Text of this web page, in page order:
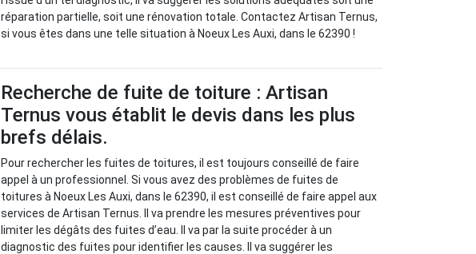
réparation partielle, soit une rénovation totale. Contactez Artisan Ternus,
si vous êtes dans une telle situation à Noeux Les Auxi, dans le 62390 !
Recherche de fuite de toiture : Artisan
Ternus vous établit le devis dans les plus
brefs délais.
Pour rechercher les fuites de toitures, il est toujours conseillé de faire
appel à un professionnel. Si vous avez des problèmes de fuites de
toitures à Noeux Les Auxi, dans le 62390, il est conseillé de faire appel aux
services de Artisan Ternus. Il va prendre les mesures préventives pour
limiter les dégâts des fuites d’eau. Il va par la suite procéder à un
diagnostic des fuites pour identifier les causes. Il va suggérer les